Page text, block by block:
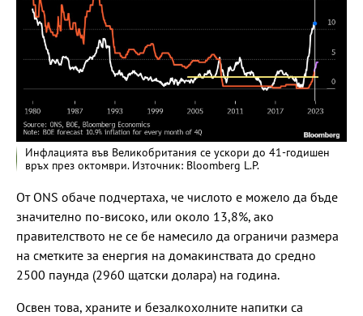
Инфлацията във Великобритания се ускори до 41-годишен
връх през октомври. Източник: Bloomberg L.P.
От ONS обаче подчертаха, че числото е можело да бъде
значително по-високо, или около 13,8%, ако
правителството не се бе намесило да ограничи размера
на сметките за енергия на домакинствата до средно
2500 паунда (2960 щатски долара) на година.
Освен това, храните и безалкохолните напитки са